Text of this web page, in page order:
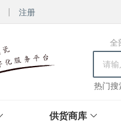
注册
全
热门搜
供货商库